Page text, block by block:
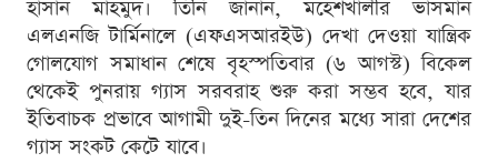
হাসান মাহমুদ। তিনি জানান, মহেশখালীর ভাসমান
এলএনজি টার্মিনালে (এফএসআরইউ) দেখা দেওয়া যান্ত্রিক
গোলযোগ সমাধান শেষে বৃহস্পতিবার (৬ আগস্ট) বিকেল
থেকেই পুনরায় গ্যাস সরবরাহ শুরু করা সম্ভব হবে, যার
ইতিবাচক প্রভাবে আগামী দুই-তিন দিনের মধ্যে সারা দেশের
গ্যাস সংকট কেটে যাবে।